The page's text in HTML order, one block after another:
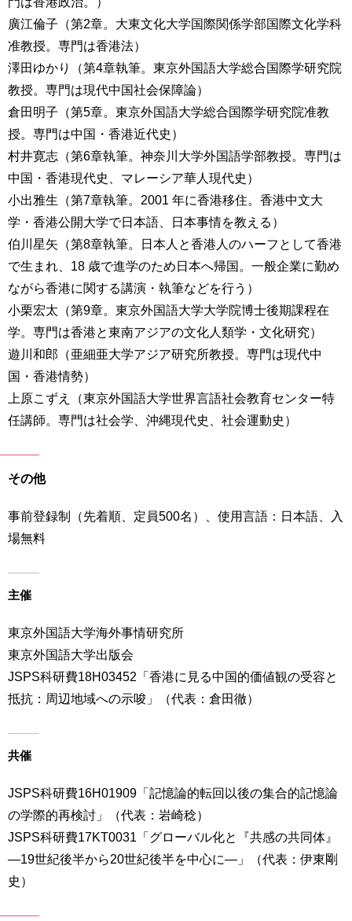
廣江倫子（第2章。大東文化大学国際関係学部国際文化学科
准教授。専門は香港法）
澤田ゆかり（第4章執筆。東京外国語大学総合国際学研究院
教授。専門は現代中国社会保障論）
倉田明子（第5章。東京外国語大学総合国際学研究院准教
授。専門は中国・香港近代史）
村井寛志（第6章執筆。神奈川大学外国語学部教授。専門は
中国・香港現代史、マレーシア華人現代史）
小出雅生（第7章執筆。2001 年に香港移住。香港中文大
学・香港公開大学で日本語、日本事情を教える）
伯川星矢（第8章執筆。日本人と香港人のハーフとして香港
で生まれ、18 歳で進学のため日本へ帰国。一般企業に勤め
ながら香港に関する講演・執筆などを行う）
小栗宏太（第9章。東京外国語大学大学院博士後期課程在
学。専門は香港と東南アジアの文化人類学・文化研究）
遊川和郎（亜細亜大学アジア研究所教授。専門は現代中
国・香港情勢）
上原こずえ（東京外国語大学世界言語社会教育センター特
任講師。専門は社会学、沖縄現代史、社会運動史）
その他
事前登録制（先着順、定員500名）、使用言語：日本語、入
場無料
主催
東京外国語大学海外事情研究所
東京外国語大学出版会
JSPS科研費18H03452「香港に見る中国的価値観の受容と
抵抗：周辺地域への示唆」（代表：倉田徹）
共催
JSPS科研費16H01909「記憶論的転回以後の集合的記憶論
の学際的再検討」（代表：岩崎稔）
JSPS科研費17KT0031「グローバル化と『共感の共同体』
―19世紀後半から20世紀後半を中心に―」（代表：伊東剛
史）